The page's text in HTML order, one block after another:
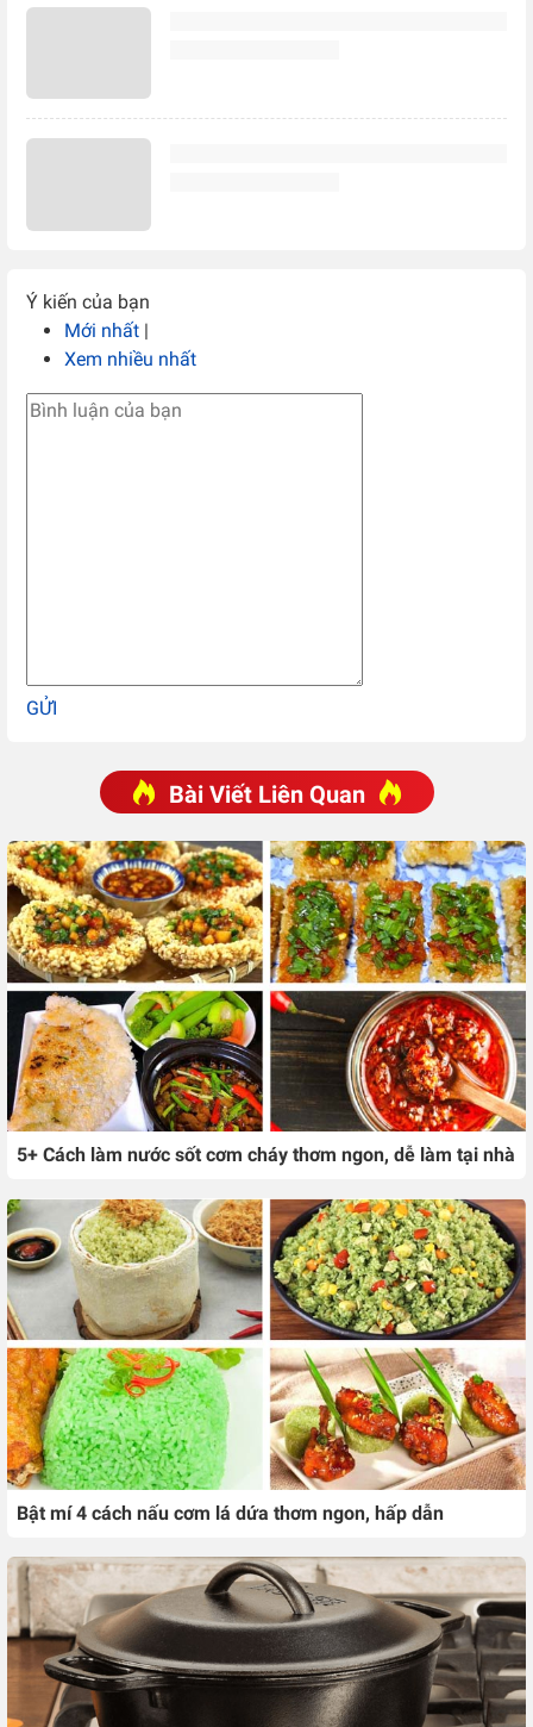
Ý kiến của bạn
Mới nhất |
Xem nhiều nhất
GỬI
Bài Viết Liên Quan
5+ Cách làm nước sốt cơm cháy thơm ngon, dễ làm tại nhà
Bật mí 4 cách nấu cơm lá dứa thơm ngon, hấp dẫn